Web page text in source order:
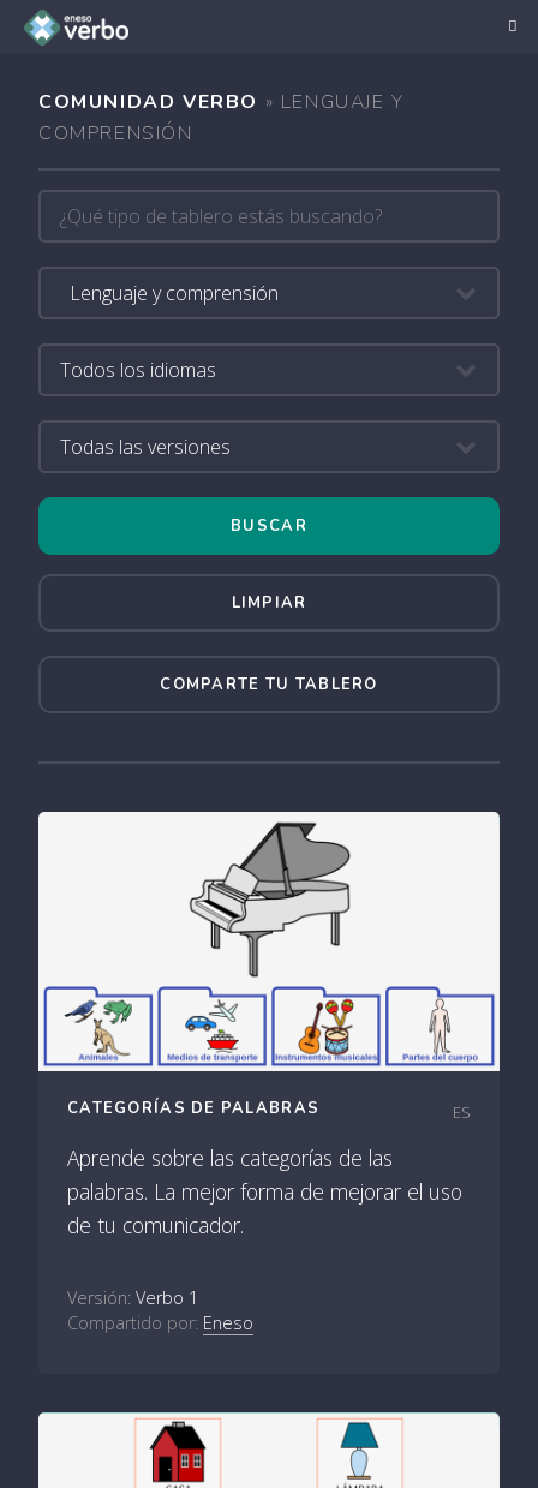
COMUNIDAD VERBO » LENGUAJE Y
COMPRENSIÓN
LIMPIAR
COMPARTE TU TABLERO
CATEGORÍAS DE PALABRAS ES
Aprende sobre las categorías de las
palabras. La mejor forma de mejorar el uso
de tu comunicador.
Versión: Verbo 1
Compartido por: Eneso